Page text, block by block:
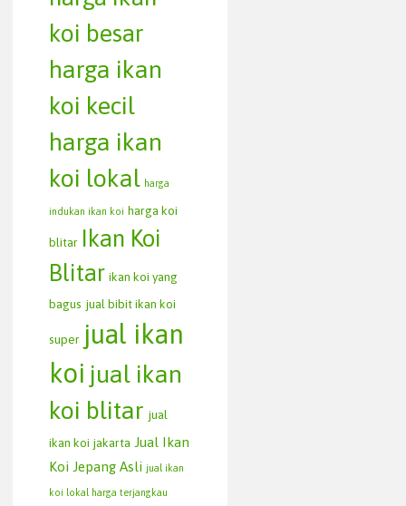
koi besar
harga ikan
koi kecil
harga ikan
koi lokal harga
indukan ikan koi harga koi
blitar Ikan Koi
Blitar ikan koi yang
bagus jual bibit ikan koi
super jual ikan
koi jual ikan
koi blitar jual
ikan koi jakarta Jual Ikan
Koi Jepang Asli jual ikan
koi lokal harga terjangkau